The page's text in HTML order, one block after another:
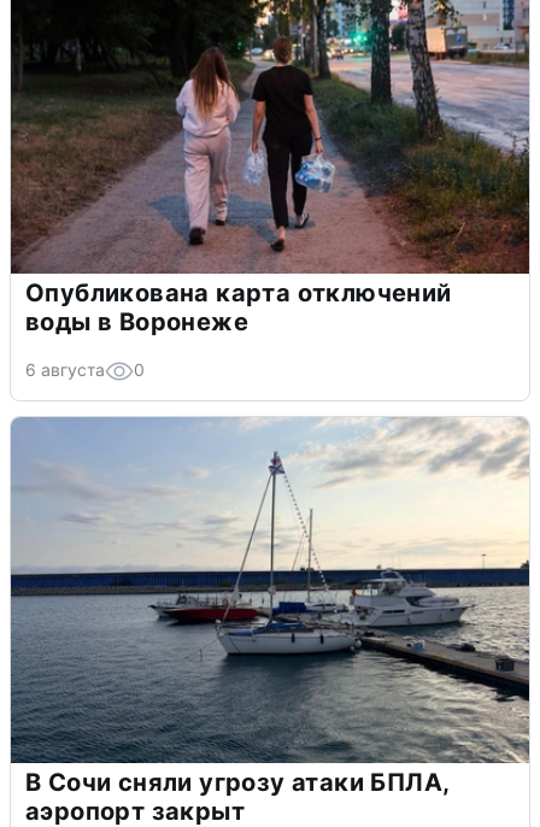
Опубликована карта отключений
воды в Воронеже
6 августа 0
В Сочи сняли угрозу атаки БПЛА,
аэропорт закрыт